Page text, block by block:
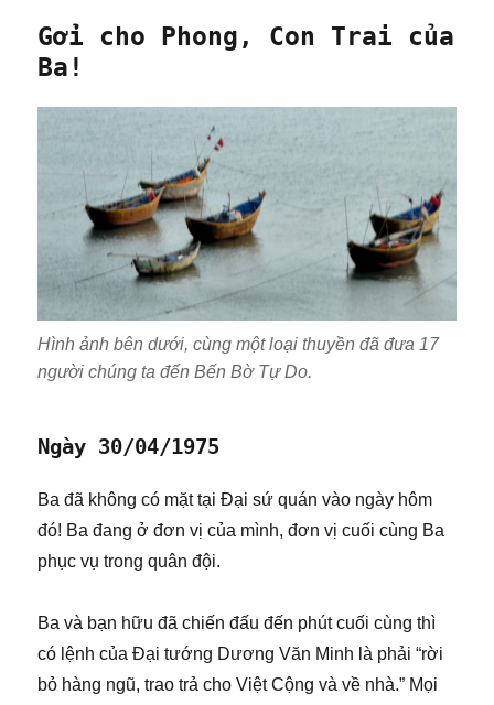
Gởi cho Phong, Con Trai của
Ba!
Hình ảnh bên dưới, cùng một loại thuyền đã đưa 17
người chúng ta đến Bến Bờ Tự Do.
Ngày 30/04/1975
Ba đã không có mặt tại Đại sứ quán vào ngày hôm
đó! Ba đang ở đơn vị của mình, đơn vị cuối cùng Ba
phục vụ trong quân đội.
Ba và bạn hữu đã chiến đấu đến phút cuối cùng thì
có lệnh của Đại tướng Dương Văn Minh là phải “rời
bỏ hàng ngũ, trao trả cho Việt Cộng và về nhà.” Mọi